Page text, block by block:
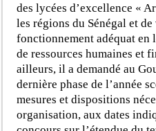
des lycées d’excellence «
les régions du Sénégal et
fonctionnement adéquat en
de ressources humaines et
ailleurs, il a demandé au
dernière phase de l’année
mesures et dispositions
organisation, aux dates